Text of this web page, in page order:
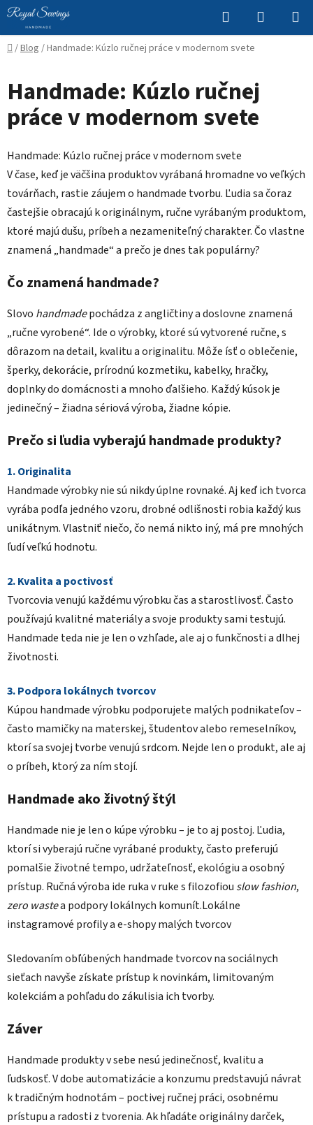
Prejsť
na
obsah
Hľadať
KOŠÍK
Domov
/Blog /Handmade: Kúzlo ručnej práce v modernom svete
Handmade: Kúzlo ručnej
práce v modernom svete
Handmade: Kúzlo ručnej práce v modernom svete
V čase, keď je väčšina produktov vyrábaná hromadne vo veľkých
továrňach, rastie záujem o handmade tvorbu. Ľudia sa čoraz
častejšie obracajú k originálnym, ručne vyrábaným produktom,
ktoré majú dušu, príbeh a nezameniteľný charakter. Čo vlastne
znamená „handmade“ a prečo je dnes tak populárny?
Čo znamená handmade?
Slovo handmadepochádza z angličtiny a doslovne znamená
„ručne vyrobené“. Ide o výrobky, ktoré sú vytvorené ručne, s
dôrazom na detail, kvalitu a originalitu. Môže ísť o oblečenie,
šperky, dekorácie, prírodnú kozmetiku, kabelky, hračky,
doplnky do domácnosti a mnoho ďalšieho. Každý kúsok je
jedinečný – žiadna sériová výroba, žiadne kópie.
Prečo si ľudia vyberajú handmade produkty?
1. Originalita
Handmade výrobky nie sú nikdy úplne rovnaké. Aj keď ich tvorca
vyrába podľa jedného vzoru, drobné odlišnosti robia každý kus
unikátnym. Vlastniť niečo, čo nemá nikto iný, má pre mnohých
ľudí veľkú hodnotu.
2. Kvalita a poctivosť
Tvorcovia venujú každému výrobku čas a starostlivosť. Často
používajú kvalitné materiály a svoje produkty sami testujú.
Handmade teda nie je len o vzhľade, ale aj o funkčnosti a dlhej
životnosti.
3. Podpora lokálnych tvorcov
Kúpou handmade výrobku podporujete malých podnikateľov –
často mamičky na materskej, študentov alebo remeselníkov,
ktorí sa svojej tvorbe venujú srdcom. Nejde len o produkt, ale aj
o príbeh, ktorý za ním stojí.
Handmade ako životný štýl
Handmade nie je len o kúpe výrobku – je to aj postoj. Ľudia,
ktorí si vyberajú ručne vyrábané produkty, často preferujú
pomalšie životné tempo, udržateľnosť, ekológiu a osobný
prístup. Ručná výroba ide ruka v ruke s filozofiou slow fashion,
zero wastea podpory lokálnych komunít.Lokálne
instagramové profily a e-shopy malých tvorcov
Sledovaním obľúbených handmade tvorcov na sociálnych
sieťach navyše získate prístup k novinkám, limitovaným
kolekciám a pohľadu do zákulisia ich tvorby.
Záver
Handmade produkty v sebe nesú jedinečnosť, kvalitu a
ľudskosť. V dobe automatizácie a konzumu predstavujú návrat
k tradičným hodnotám – poctivej ručnej práci, osobnému
prístupu a radosti z tvorenia. Ak hľadáte originálny darček,